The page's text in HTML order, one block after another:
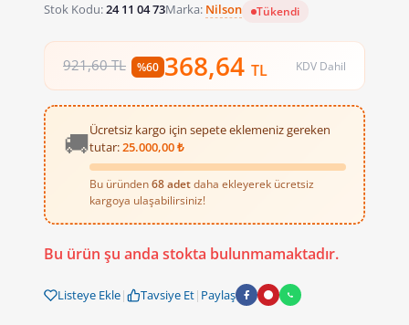
Stok Kodu:24 11 04 73Marka: Nilson Tükendi
921,60 TL %60 368,64 TL KDV Dahil
🚚Ücretsiz kargo için sepete eklemeniz gereken
tutar:25.000,00 ₺
Bu üründen 68 adetdaha ekleyerek ücretsiz
kargoya ulaşabilirsiniz!
Bu ürün şu anda stokta bulunmamaktadır.
Listeye Ekle| Tavsiye Et| Paylaş